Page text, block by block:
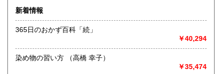
沿線名：-
最寄駅：-
営業時間：-
定休日：-
書籍の買取について
新着情報
365日のおかず百科「続」
￥40,294
染め物の習い方 （高橋 幸子）
￥35,474